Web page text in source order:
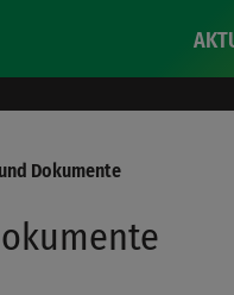
Dokumente